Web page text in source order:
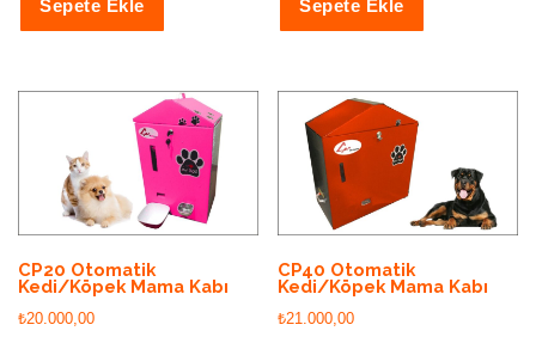
Sepete Ekle Sepete Ekle
CP20 Otomatik
Kedi/Köpek Mama Kabı
₺20.000,00
CP40 Otomatik
Kedi/Köpek Mama Kabı
₺21.000,00